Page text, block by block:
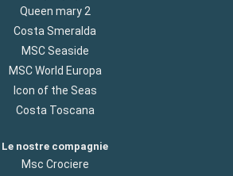
Queen mary 2
Costa Smeralda
MSC Seaside
MSC World Europa
Icon of the Seas
Costa Toscana
Le nostre compagnie
Msc Crociere